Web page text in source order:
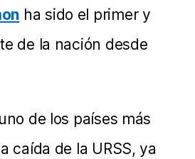
ha sido el primer y
de la nación desde
de los países más
caída de la URSS, ya